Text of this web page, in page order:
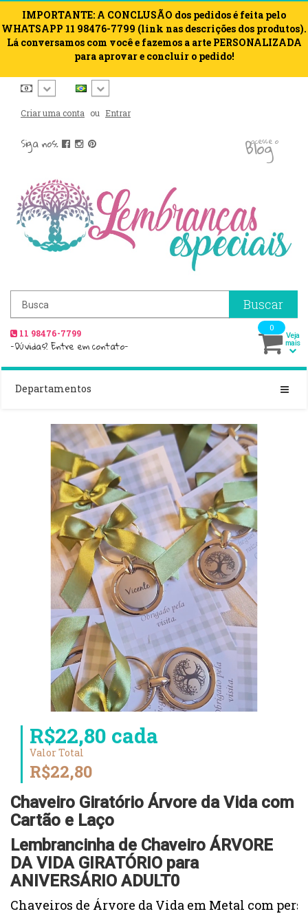
IMPORTANTE: A CONCLUSÃO dos pedidos é feita pelo
WHATSAPP 11 98476-7799 (link nas descrições dos produtos).
Lá conversamos com você e fazemos a arte PERSONALIZADA
para aprovar e concluir o pedido!
Criar uma conta ou Entrar
Siga nos: acesse o
blog
Buscar
11 98476-7799
-Dúvidas? Entre em contato-
0
Veja
mais
Departamentos
R$22,80 cada
Valor Total
R$22,80
Chaveiro Giratório Árvore da Vida com
Cartão e Laço
Lembrancinha de Chaveiro ÁRVORE
DA VIDA GIRATÓRIO para
ANIVERSÁRIO ADULT0
Chaveiros de Árvore da Vida em Metal com